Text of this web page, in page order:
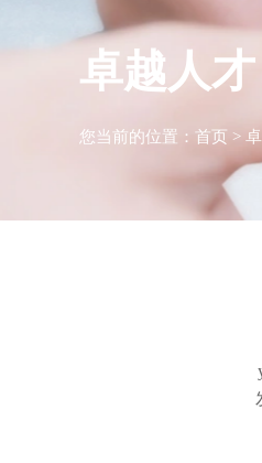
卓越人才
您当前的位置： 首页 >